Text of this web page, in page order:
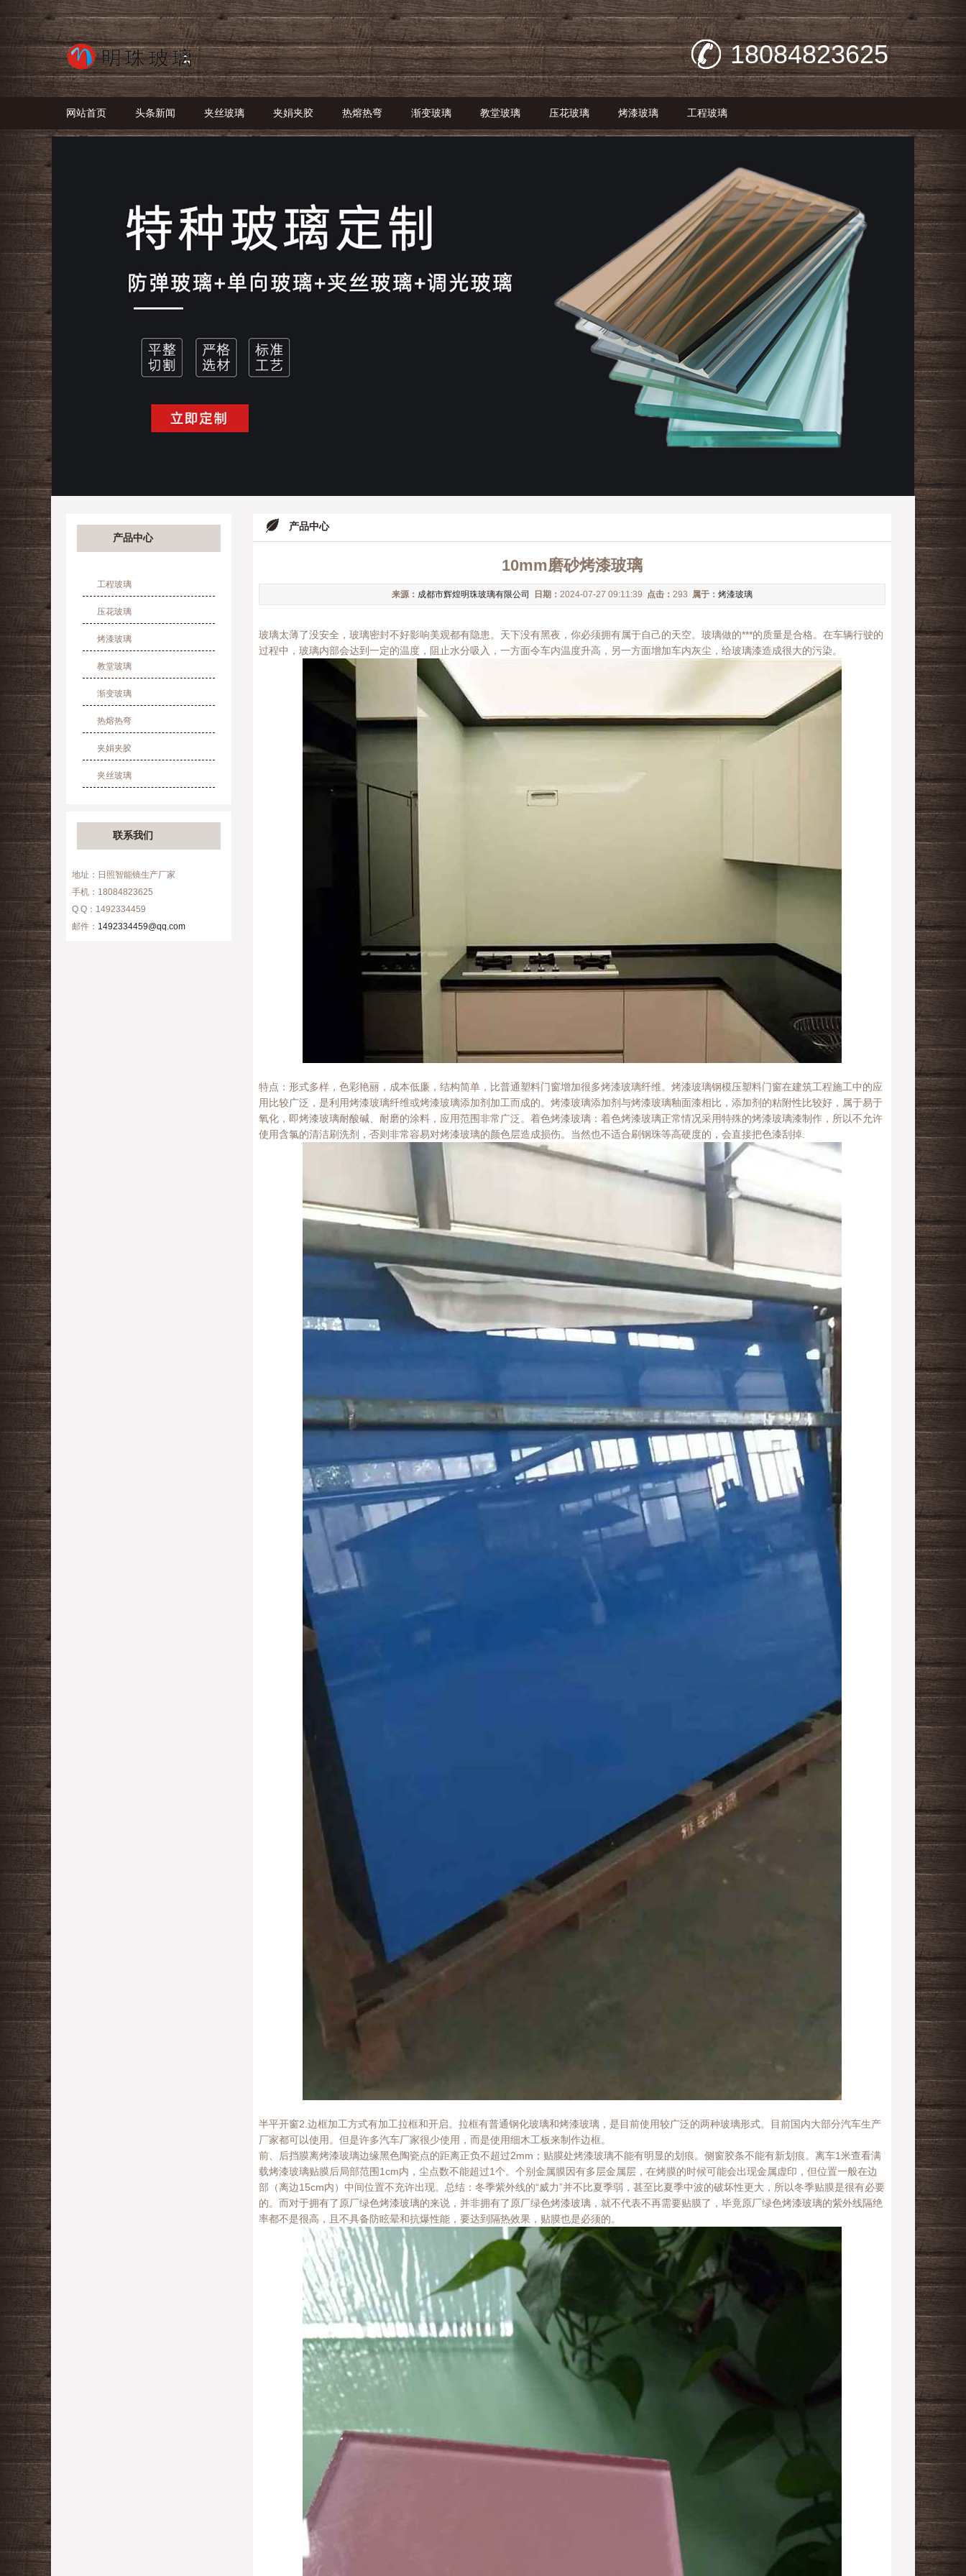
18084823625
网站首页 头条新闻 夹丝玻璃 夹娟夹胶 热熔热弯 渐变玻璃 教堂玻璃 压花玻璃 烤漆玻璃 工程玻璃
产品中心
工程玻璃
压花玻璃
烤漆玻璃
教堂玻璃
渐变玻璃
热熔热弯
夹娟夹胶
夹丝玻璃
联系我们
地址：日照智能镜生产厂家
手机：18084823625
Q Q：1492334459
邮件： 1492334459@qq.com
产品中心
10mm磨砂烤漆玻璃
来源： 成都市辉煌明珠玻璃有限公司 日期： 2024-07-27 09:11:39 点击： 293 属于： 烤漆玻璃
玻璃太薄了没安全，玻璃密封不好影响美观都有隐患。天下没有黑夜，你必须拥有属于自己的天空。玻璃做的***的质量是合格。在车辆行驶的
过程中，玻璃内部会达到一定的温度，阻止水分吸入，一方面令车内温度升高，另一方面增加车内灰尘，给玻璃漆造成很大的污染。
特点：形式多样，色彩艳丽，成本低廉，结构简单，比普通塑料门窗增加很多烤漆玻璃纤维。烤漆玻璃钢模压塑料门窗在建筑工程施工中的应
用比较广泛，是利用烤漆玻璃纤维或烤漆玻璃添加剂加工而成的。烤漆玻璃添加剂与烤漆玻璃釉面漆相比，添加剂的粘附性比较好，属于易于
氧化，即烤漆玻璃耐酸碱、耐磨的涂料，应用范围非常广泛。着色烤漆玻璃：着色烤漆玻璃正常情况采用特殊的烤漆玻璃漆制作，所以不允许
使用含氯的清洁刷洗剂，否则非常容易对烤漆玻璃的颜色层造成损伤。当然也不适合刷钢珠等高硬度的，会直接把色漆刮掉.
半平开窗2.边框加工方式有加工拉框和开启。拉框有普通钢化玻璃和烤漆玻璃，是目前使用较广泛的两种玻璃形式。目前国内大部分汽车生产
厂家都可以使用。但是许多汽车厂家很少使用，而是使用细木工板来制作边框。
前、后挡膜离烤漆玻璃边缘黑色陶瓷点的距离正负不超过2mm；贴膜处烤漆玻璃不能有明显的划痕。侧窗胶条不能有新划痕。离车1米查看满
载烤漆玻璃贴膜后局部范围1cm内，尘点数不能超过1个。个别金属膜因有多层金属层，在烤膜的时候可能会出现金属虚印，但位置一般在边
部（离边15cm内）中间位置不充许出现。总结：冬季紫外线的“威力”并不比夏季弱，甚至比夏季中波的破坏性更大，所以冬季贴膜是很有必要
的。而对于拥有了原厂绿色烤漆玻璃的来说，并非拥有了原厂绿色烤漆玻璃，就不代表不再需要贴膜了，毕竟原厂绿色烤漆玻璃的紫外线隔绝
率都不是很高，且不具备防眩晕和抗爆性能，要达到隔热效果，贴膜也是必须的。